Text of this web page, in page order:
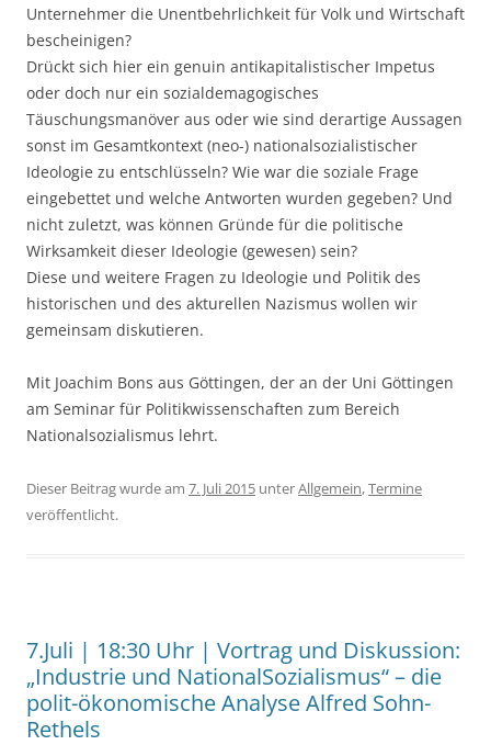
Unternehmer die Unentbehrlichkeit für Volk und Wirtschaft
bescheinigen?
Drückt sich hier ein genuin antikapitalistischer Impetus
oder doch nur ein sozialdemagogisches
Täuschungsmanöver aus oder wie sind derartige Aussagen
sonst im Gesamtkontext (neo-) nationalsozialistischer
Ideologie zu entschlüsseln? Wie war die soziale Frage
eingebettet und welche Antworten wurden gegeben? Und
nicht zuletzt, was können Gründe für die politische
Wirksamkeit dieser Ideologie (gewesen) sein?
Diese und weitere Fragen zu Ideologie und Politik des
historischen und des akturellen Nazismus wollen wir
gemeinsam diskutieren.
Mit Joachim Bons aus Göttingen, der an der Uni Göttingen
am Seminar für Politikwissenschaften zum Bereich
Nationalsozialismus lehrt.
Dieser Beitrag wurde am 7. Juli 2015 unterAllgemein,Termine
veröffentlicht.
7.Juli | 18:30 Uhr | Vortrag und Diskussion:
„Industrie und NationalSozialismus“ – die
polit-ökonomische Analyse Alfred Sohn-
Rethels